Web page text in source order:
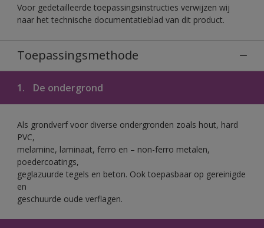
Voor gedetailleerde toepassingsinstructies verwijzen wij
naar het technische documentatieblad van dit product.
Toepassingsmethode
1. De ondergrond
Als grondverf voor diverse ondergronden zoals hout, hard
PVC,
melamine, laminaat, ferro en – non-ferro metalen,
poedercoatings,
geglazuurde tegels en beton. Ook toepasbaar op gereinigde
en
geschuurde oude verflagen.